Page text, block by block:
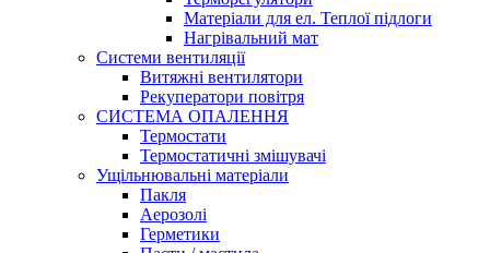
Матеріали для ел. Теплої підлоги
Нагрівальний мат
Системи вентиляції
Витяжні вентилятори
Рекуператори повітря
СИСТЕМА ОПАЛЕННЯ
Термостати
Термостатичні змішувачі
Ущільнювальні матеріали
Пакля
Аерозолі
Герметики